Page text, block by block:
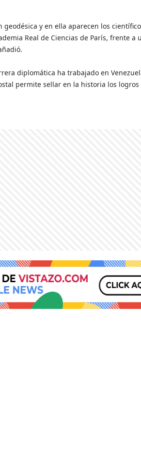
y en ella aparecen los
Real de Ciencias de París, frente a
diplomática ha trabajado en
permite sellar en la historia los